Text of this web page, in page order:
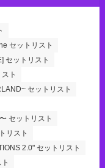
セットリスト
セットリスト
ト
セットリスト
セットリスト
リスト
2.0" セットリスト